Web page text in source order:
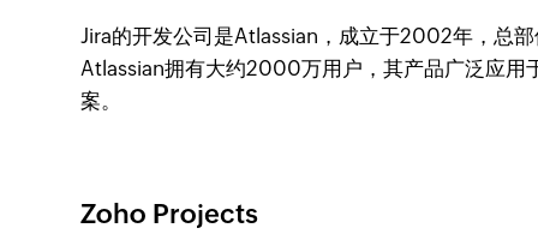
Jira的开发公司是Atlassian，成立于2002年，总
Atlassian拥有大约2000万用户，其产品广泛应用
案。
Zoho Projects